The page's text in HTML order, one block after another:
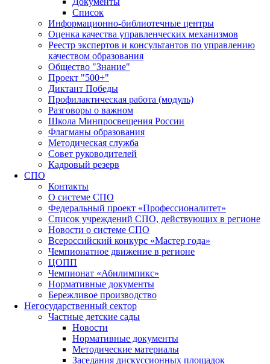
Список
Информационно-библиотечные центры
Оценка качества управленческих механизмов
Реестр экспертов и консультантов по управлению
качеством образования
Общество "Знание"
Проект "500+"
Диктант Победы
Профилактическая работа (модуль)
Разговоры о важном
Школа Минпросвещения России
Флагманы образования
Методическая служба
Совет руководителей
Кадровый резерв
СПО
Контакты
О системе СПО
Федеральный проект «Профессионалитет»
Список учреждений СПО, действующих в регионе
Новости о системе СПО
Всероссийский конкурс «Мастер года»
Чемпионатное движение в регионе
ЦОПП
Чемпионат «Абилимпикс»
Нормативные документы
Бережливое производство
Негосударственный сектор
Частные детские сады
Новости
Нормативные документы
Методические материалы
Заседания дискуссионных площадок